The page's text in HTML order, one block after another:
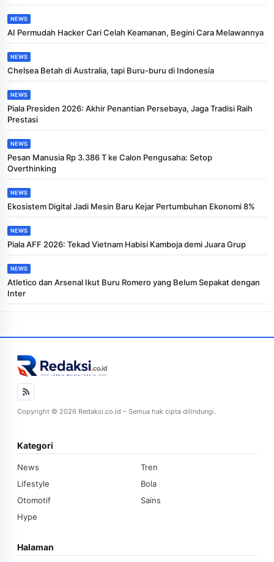
NEWS
AI Permudah Hacker Cari Celah Keamanan, Begini Cara Melawannya
NEWS
Chelsea Betah di Australia, tapi Buru-buru di Indonesia
NEWS
Piala Presiden 2026: Akhir Penantian Persebaya, Jaga Tradisi Raih
Prestasi
NEWS
Pesan Manusia Rp 3.386 T ke Calon Pengusaha: Setop
Overthinking
NEWS
Ekosistem Digital Jadi Mesin Baru Kejar Pertumbuhan Ekonomi 8%
NEWS
Piala AFF 2026: Tekad Vietnam Habisi Kamboja demi Juara Grup
NEWS
Atletico dan Arsenal Ikut Buru Romero yang Belum Sepakat dengan
Inter
Copyright © 2026 Redaksi.co.id – Semua hak cipta dilindungi.
Kategori
News
Tren
Lifestyle
Bola
Otomotif
Sains
Hype
Halaman